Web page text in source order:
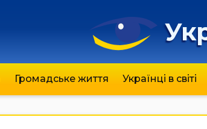
Громадське життя Українці в світі